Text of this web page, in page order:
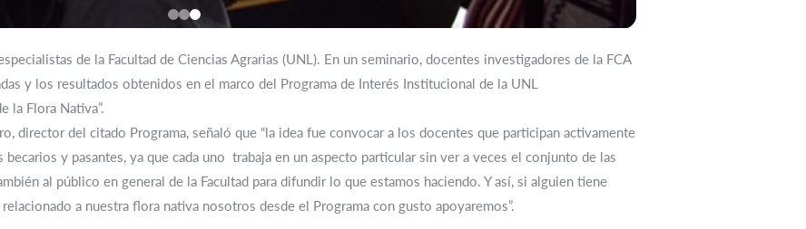
de la Facultad de Ciencias Agrarias (UNL). En un seminario, docentes investigadores de la FCA
y los resultados obtenidos en el marco del Programa de Interés Institucional de la UNL
la Flora Nativa”.
director del citado Programa, señaló que “la idea fue convocar a los docentes que participan activamente
y pasantes, ya que cada uno trabaja en un aspecto particular sin ver a veces el conjunto de las
al público en general de la Facultad para difundir lo que estamos haciendo. Y así, si alguien tiene
a nuestra flora nativa nosotros desde el Programa con gusto apoyaremos”.